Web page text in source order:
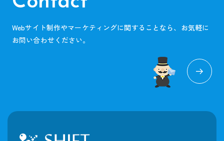
Webサイト制作やマーケティングに関することなら、お気軽に
お問い合わせください。